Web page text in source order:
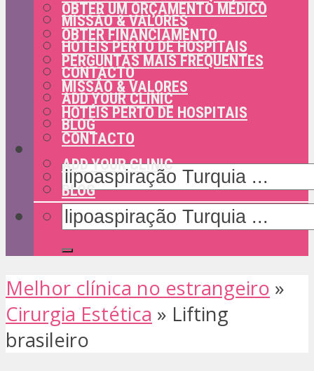
MISSÃO & VALORES
HOTÉIS PERTO DE HOSPITAIS
CONTACTO
ADD YOUR CLINIC
BLOG
OBTER UM ORÇAMENTO MÉDICO
OBTER FINANCIAMENTO
PERGUNTAS MAIS FREQUENTES
MISSÃO & VALORES
HOTÉIS PERTO DE HOSPITAIS
CONTACTO
ADD YOUR CLINIC
BLOG
Melhor clínica no estrangeiro »
Cirurgia Estética » Lifting
brasileiro